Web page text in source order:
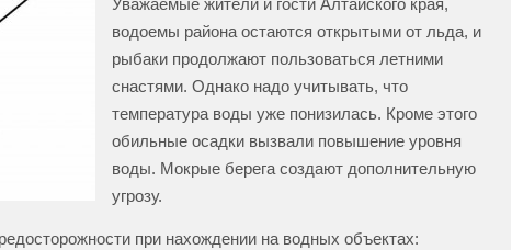
водоемы района остаются открытыми от льда, и
рыбаки продолжают пользоваться летними
снастями. Однако надо учитывать, что
температура воды уже понизилась. Кроме этого
обильные осадки вызвали повышение уровня
воды. Мокрые берега создают дополнительную
угрозу.
при нахождении на водных объектах: